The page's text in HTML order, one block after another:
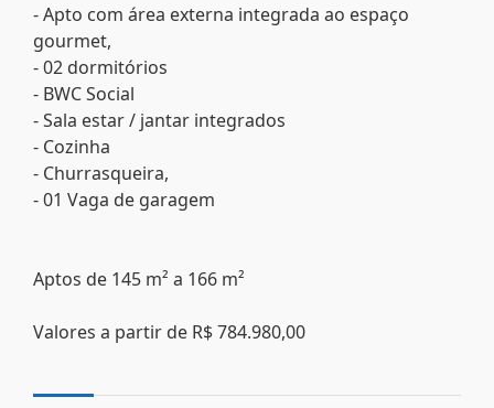
- Apto com área externa integrada ao espaço
gourmet,
- 02 dormitórios
- BWC Social
- Sala estar / jantar integrados
- Cozinha
- Churrasqueira,
- 01 Vaga de garagem
Aptos de 145 m² a 166 m²
Valores a partir de R$ 784.980,00